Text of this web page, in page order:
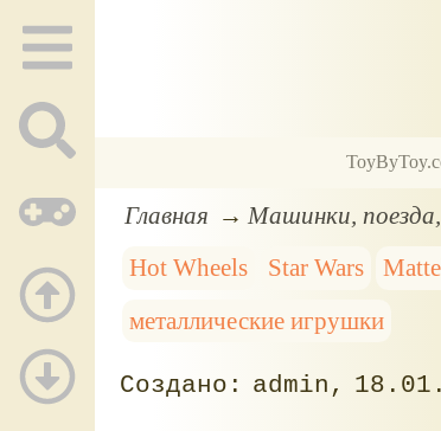
Главная Машинки,
Hot Wheels
Star Wars
металлические игрушки
admin